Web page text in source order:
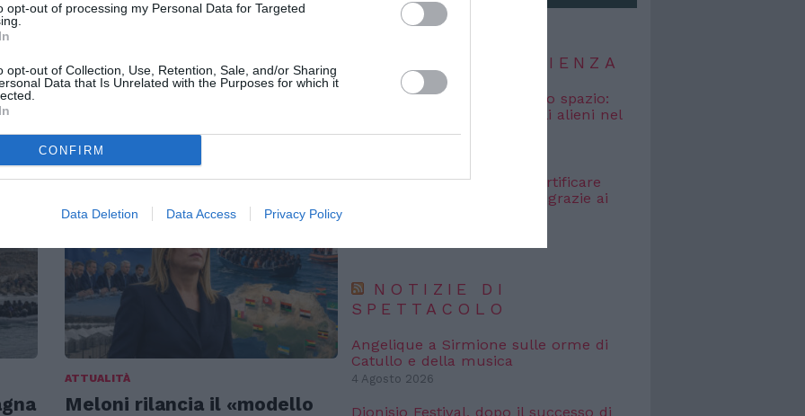
opt-out of processing my Personal Data for Targeted
opt-out of Collection, Use, Retention, Sale, and/or Sharing
Data that Is Unrelated with the Purposes for which it
CONFIRM
Data Deletion Data Access Privacy Policy
ATTUALITÀ
prima della decisione finale
ATTUALITÀ
Meloni rilancia il «modello
NOTIZIE DI SCIENZA
“Fari cosmici” nascosti nello spazio:
potremmo cercare i segnali alieni nel
posto sbagliato
ATLHAS e Galileo: come certificare
l’autenticità dei dati digitali grazie ai
NOTIZIE DI
SPETTACOLO
Angelique a Sirmione sulle orme di
Catullo e della musica
4 Agosto 2026
Dionisio Festival, dopo il successo di